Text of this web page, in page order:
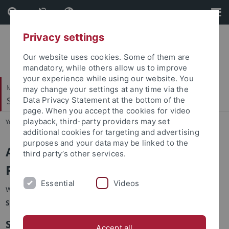
Skip
to
content
Skip
to
footer
Mathematisch-Naturwissenschaftliche Fakultät
Symbolisches Rechnen
You are here: Startseite ... Homepage
Arbeitsbereich Symbolisches
Rechnen
Willkommen auf der Homepage des Arbeitsbereichs
Symbolisches Rechnen
Sprechstunde Prof. Küchlin
Privacy settings
Our website uses cookies. Some of them are
mandatory, while others allow us to improve
your experience while using our website. You
may change your settings at any time via the
Data Privacy Statement at the bottom of the
page. When you accept the cookies for video
playback, third-party providers may set
additional cookies for targeting and advertising
purposes and your data may be linked to the
third party’s other services.
Essential Videos